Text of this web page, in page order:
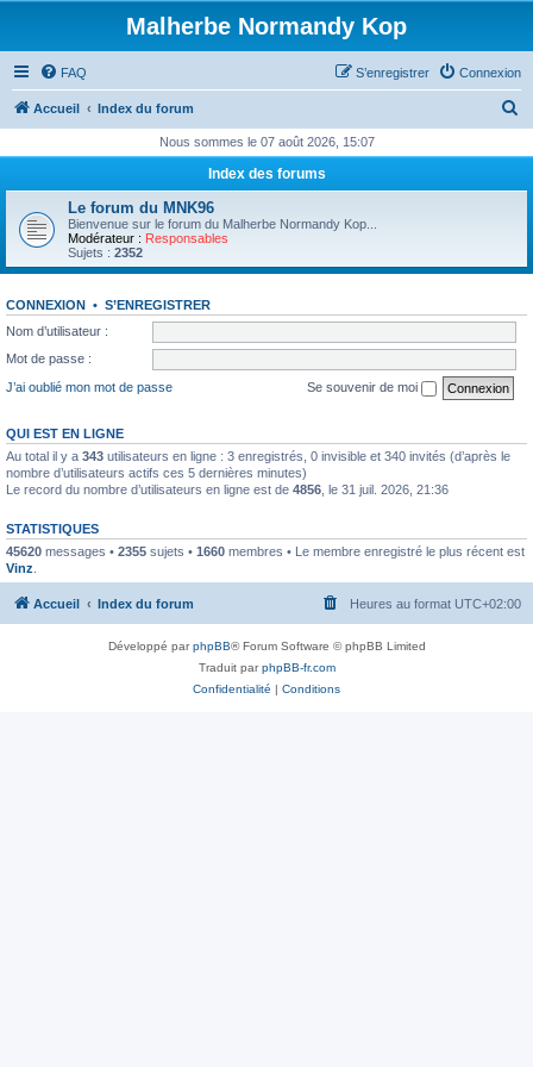
Malherbe Normandy Kop
FAQ Connexion
S’enregistrer
Accueil Index du forum
h
c
Nous sommes le 07 août 2026, 15:07
Index des forums
Le forum du MNK96
Bienvenue sur le forum du Malherbe Normandy Kop...
Modérateur : Responsables
Sujets : 2352
CONNEXION • S’ENREGISTRER
Nom d’utilisateur :
Mot de passe :
J’ai oublié mon mot de passe
Se souvenir de moi
QUI EST EN LIGNE
Au total il y a 343 utilisateurs en ligne : 3 enregistrés, 0 invisible et 340 invités (d’après le
nombre d’utilisateurs actifs ces 5 dernières minutes)
Le record du nombre d’utilisateurs en ligne est de 4856 , le 31 juil. 2026, 21:36
STATISTIQUES
45620 messages • 2355 sujets • 1660 membres • Le membre enregistré le plus récent est
Vinz
Accueil Index du forum Heures au format UTC+02:00
Développé parphpBB® Forum Software © phpBB Limited
Traduit parphpBB-fr.com
Confidentialité | Conditions